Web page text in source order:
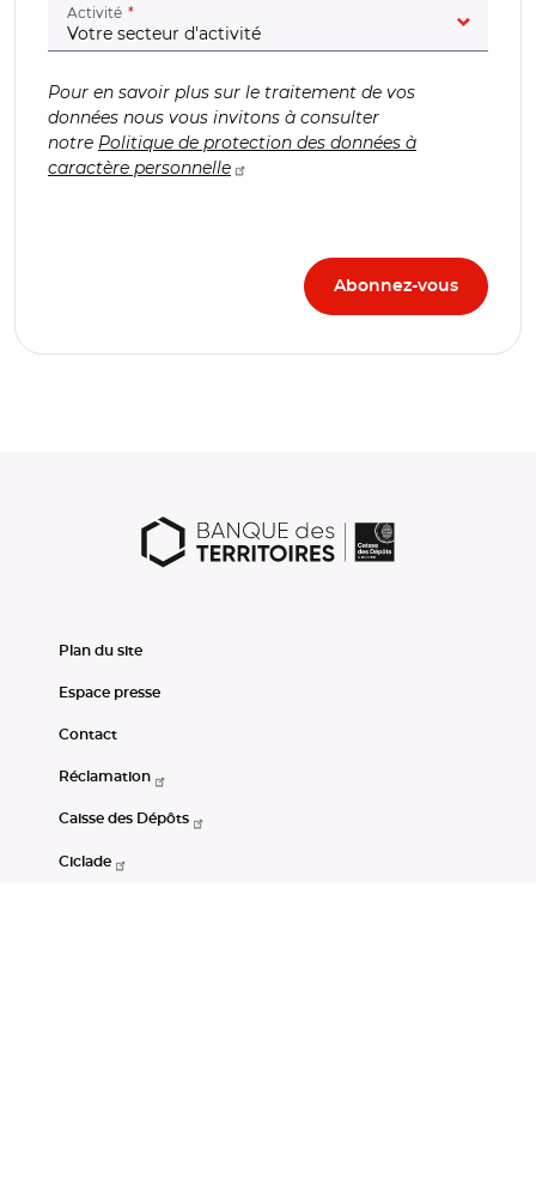
Activité (champ obligatoire)
Pour en savoir plus sur le traitement de vos
données nous vous invitons à consulter
notre Politique de protection des données à
caractère personnelle
Plan du site
Espace presse
Contact
Réclamation
Caisse des Dépôts
Ciclade